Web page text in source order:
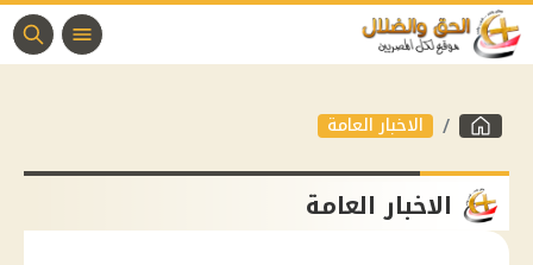
الاخبار العامة
الاخبار العامة